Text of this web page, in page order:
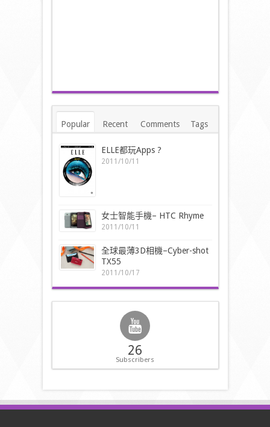
Popular Recent Comments Tags
ELLE都玩Apps ?
2011/10/11
女士智能手機– HTC Rhyme
2011/10/11
全球最薄3D相機–Cyber-shot
TX55
2011/10/17
26
Subscribers